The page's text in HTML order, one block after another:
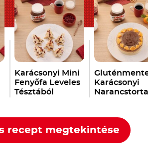
Karácsonyi Mini
Fenyőfa Leveles
Tésztából
Karácsonyi
Narancstorta
recept megtekintése